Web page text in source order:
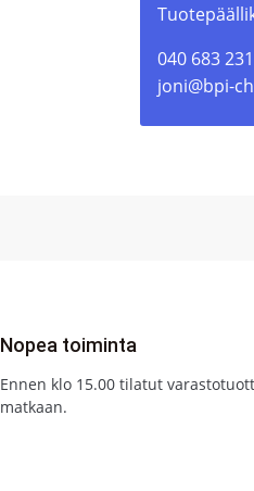
040 683
joni@bpi-
Nopea toiminta
Ennen klo 15.00 tilatut
matkaan.